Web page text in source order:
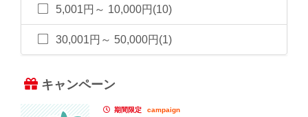
5,001円～ 10,000円(10)
30,001円～ 50,000円(1)
キャンペーン
期間限定 campaign